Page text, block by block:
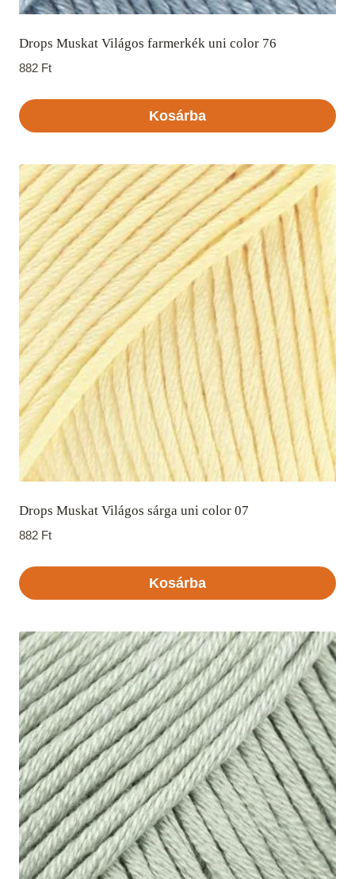
Drops Muskat Világos farmerkék uni color 76
882 Ft
Kosárba
Drops Muskat Világos sárga uni color 07
882 Ft
Kosárba